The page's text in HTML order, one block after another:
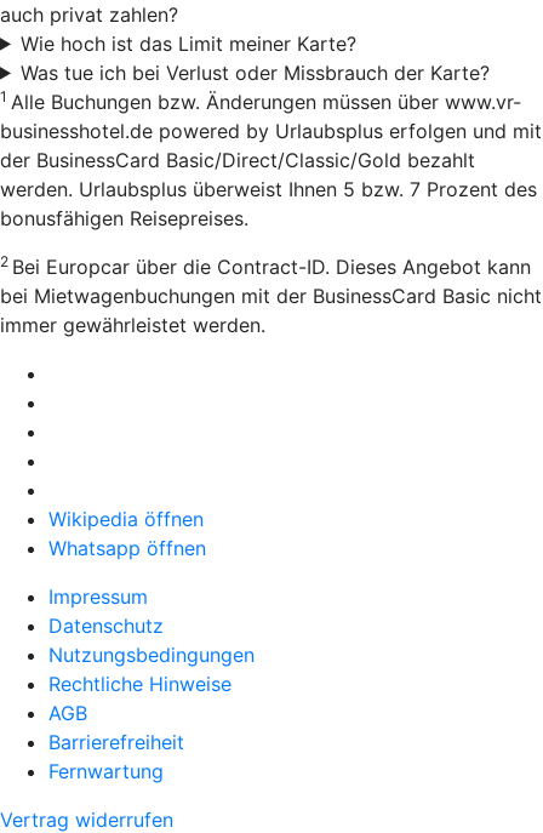
auch privat zahlen?
Wie hoch ist das Limit meiner Karte?
Was tue ich bei Verlust oder Missbrauch der Karte?
1 Alle Buchungen bzw. Änderungen müssen über www.vr-
businesshotel.de powered by Urlaubsplus erfolgen und mit
der BusinessCard Basic/Direct/Classic/Gold bezahlt
werden. Urlaubsplus überweist Ihnen 5 bzw. 7 Prozent des
bonusfähigen Reisepreises.
2 Bei Europcar über die Contract-ID. Dieses Angebot kann
bei Mietwagenbuchungen mit der BusinessCard Basic nicht
immer gewährleistet werden.
Wikipedia öffnen
Whatsapp öffnen
Impressum
Datenschutz
Nutzungsbedingungen
Rechtliche Hinweise
AGB
Barrierefreiheit
Fernwartung
Vertrag widerrufen